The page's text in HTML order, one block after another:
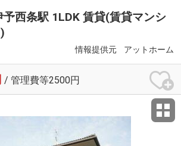
西条駅 1LDK 賃貸(賃貸マンシ
情報提供元 アットホーム
/ 管理費等2500円